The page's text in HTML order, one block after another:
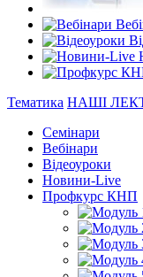
Тематика НАШІ
Семінари
Вебінари
Відеоуроки
Новини-Live
Профкурс КНП